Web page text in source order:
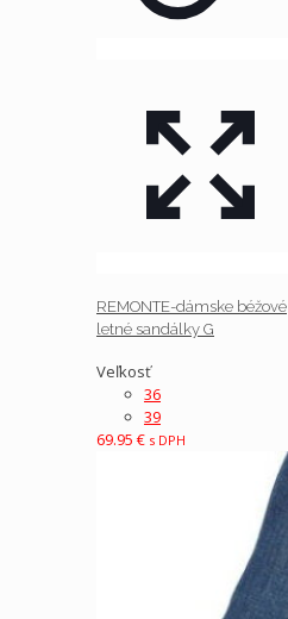
REMONTE-dámske béžové
letné sandálky G
Veľkosť
36
39
69.95 € s DPH